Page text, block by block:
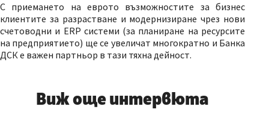
С приемането на еврото възможностите за бизнес
клиентите за разрастване и модернизиране чрез нови
счетоводни и ERP системи (за планиране на ресурсите
на предприятието) ще се увеличат многократно и Банка
ДСК е важен партньор в тази тяхна дейност.
Виж още интервюта